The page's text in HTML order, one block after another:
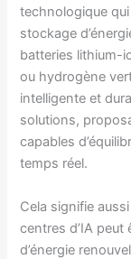
technologique
stockage
batteries lithium-
ou hydrogène
intelligente et
solutions,
capables
temps réel.
Cela signifie
centres d’IA
d’énergie